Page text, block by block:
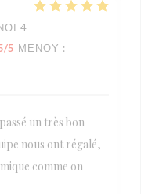
4
/5 ΜΕΝΟΎ :
un très bon
nous ont régalé,
comme on